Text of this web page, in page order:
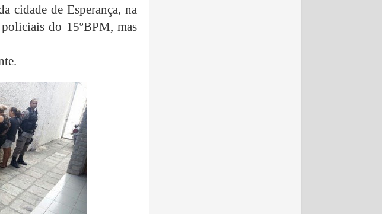
cidade de Esperança, na
do 15ºBPM, mas